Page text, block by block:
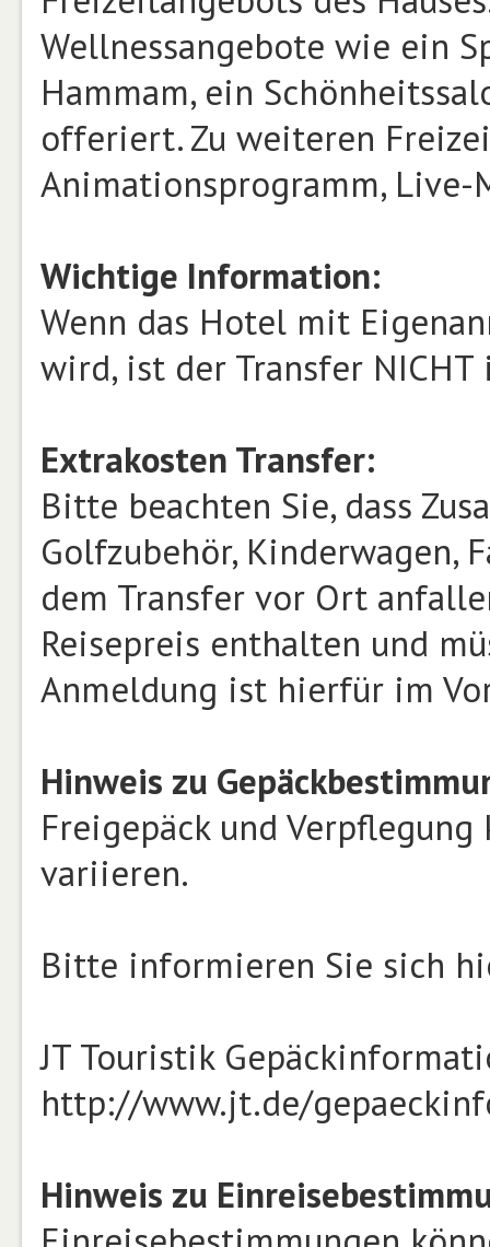
Wellnessangebote wie ein
Hammam, ein
offeriert. Zu weiteren
Animationsprogramm,
Wichtige Information:
Wenn das Hotel mit
wird, ist der Transfer
Extrakosten Transfer:
Bitte beachten Sie, dass
Golfzubehör, Kinderwagen,
dem Transfer vor Ort
Reisepreis enthalten und
Anmeldung ist hierfür im
Hinweis zu
Freigepäck und
variieren.
Bitte informieren Sie sich
JT Touristik
http://www.jt.de/
Hinweis zu